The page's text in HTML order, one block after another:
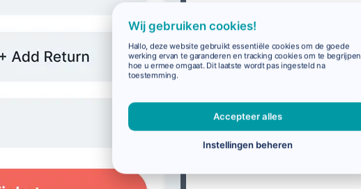
Wij gebruiken cookies!
Hallo, deze website gebruikt essentiële cookies om de goede
werking ervan te garanderen en tracking cookies om te begrijpen
hoe u ermee omgaat. Dit laatste wordt pas ingesteld na
toestemming.
Accepteer alles
Instellingen beheren